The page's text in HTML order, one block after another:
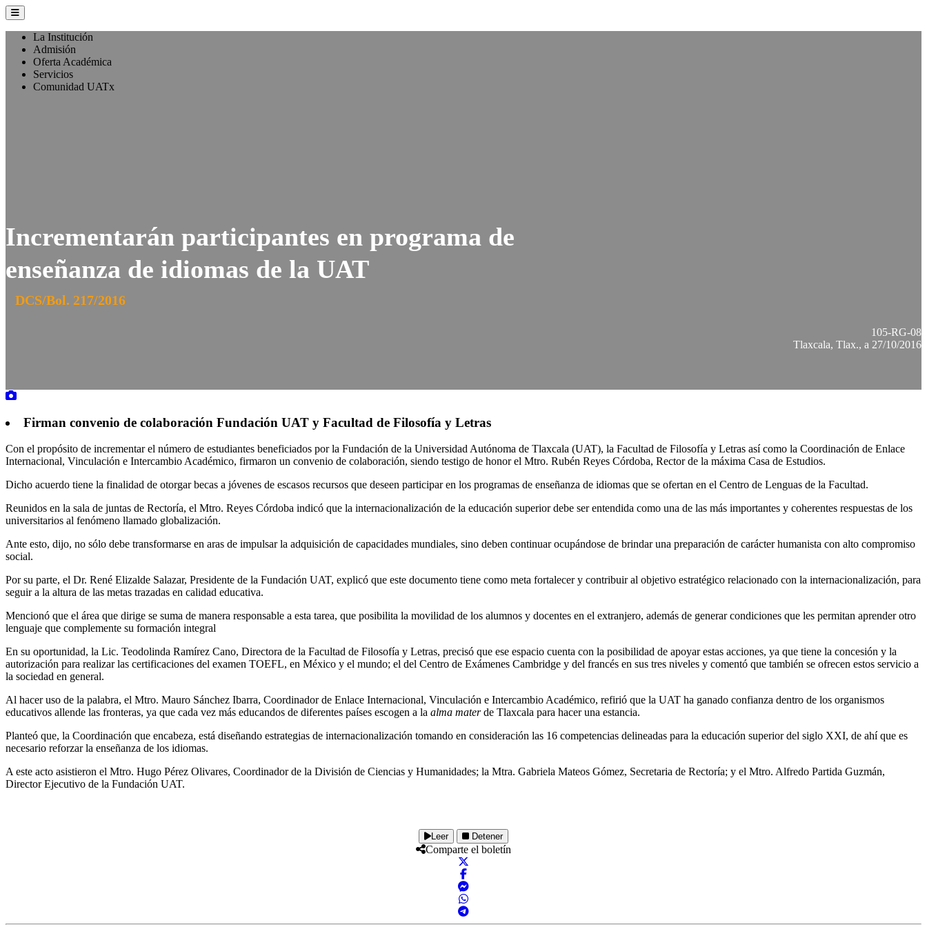
La Institución
Admisión
Oferta Académica
Servicios
Comunidad UATx
Incrementarán participantes en programa de
enseñanza de idiomas de la UAT
DCS/Bol. 217/2016
105-RG-08
Tlaxcala, Tlax., a 27/10/2016
Firman convenio de colaboración Fundación UAT y Facultad de Filosofía y Letras
Con el propósito de incrementar el número de estudiantes beneficiados por la Fundación de la Universidad Autónoma de Tlaxcala (UAT), la Facultad de Filosofía y Letras así como la Coordinación de Enlace
Internacional, Vinculación e Intercambio Académico, firmaron un convenio de colaboración, siendo testigo de honor el Mtro. Rubén Reyes Córdoba, Rector de la máxima Casa de Estudios.
Dicho acuerdo tiene la finalidad de otorgar becas a jóvenes de escasos recursos que deseen participar en los programas de enseñanza de idiomas que se ofertan en el Centro de Lenguas de la Facultad.
Reunidos en la sala de juntas de Rectoría, el Mtro. Reyes Córdoba indicó que la internacionalización de la educación superior debe ser entendida como una de las más importantes y coherentes respuestas de los
universitarios al fenómeno llamado globalización.
Ante esto, dijo, no sólo debe transformarse en aras de impulsar la adquisición de capacidades mundiales, sino deben continuar ocupándose de brindar una preparación de carácter humanista con alto compromiso
social.
Por su parte, el Dr. René Elizalde Salazar, Presidente de la Fundación UAT, explicó que este documento tiene como meta fortalecer y contribuir al objetivo estratégico relacionado con la internacionalización, para
seguir a la altura de las metas trazadas en calidad educativa.
Mencionó que el área que dirige se suma de manera responsable a esta tarea, que posibilita la movilidad de los alumnos y docentes en el extranjero, además de generar condiciones que les permitan aprender otro
lenguaje que complemente su formación integral
En su oportunidad, la Lic. Teodolinda Ramírez Cano, Directora de la Facultad de Filosofía y Letras, precisó que ese espacio cuenta con la posibilidad de apoyar estas acciones, ya que tiene la concesión y la
autorización para realizar las certificaciones del examen TOEFL, en México y el mundo; el del Centro de Exámenes Cambridge y del francés en sus tres niveles y comentó que también se ofrecen estos servicio a
la sociedad en general.
Al hacer uso de la palabra, el Mtro. Mauro Sánchez Ibarra, Coordinador de Enlace Internacional, Vinculación e Intercambio Académico, refirió que la UAT ha ganado confianza dentro de los organismos
educativos allende las fronteras, ya que cada vez más educandos de diferentes países escogen a la alma materde Tlaxcala para hacer una estancia.
Planteó que, la Coordinación que encabeza, está diseñando estrategias de internacionalización tomando en consideración las 16 competencias delineadas para la educación superior del siglo XXI, de ahí que es
necesario reforzar la enseñanza de los idiomas.
A este acto asistieron el Mtro. Hugo Pérez Olivares, Coordinador de la División de Ciencias y Humanidades; la Mtra. Gabriela Mateos Gómez, Secretaria de Rectoría; y el Mtro. Alfredo Partida Guzmán,
Director Ejecutivo de la Fundación UAT.
Leer Detener
Comparte el boletín